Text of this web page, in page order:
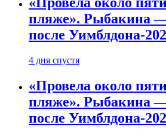
пляже». Рыбакина
после Уимблдона-
4 дня спустя
«Провела около
пляже». Рыбакина
после Уимблдона-